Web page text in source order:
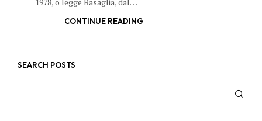
CONTINUE READING
SEARCH POSTS